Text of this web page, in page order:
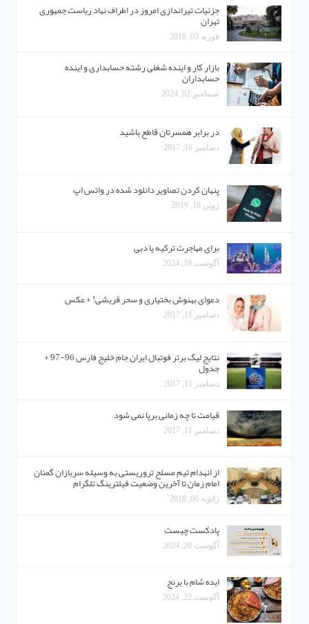
جزئیات تیراندازی امروز در اطراف نهاد ریاست جمهوری
تهران
فوریه 05, 2018
بازار کار و اینده شغلی رشته حسابداری و اینده
حسابداران
سپتامبر 02, 2024
در برابر همسرتان قاطع باشید
دسامبر 16, 2017
پنهان کردن تصاویر دانلود شده در واتس اپ
ژوئن 18, 2019
برای مهاجرت ترکیه یا دبی
آگوست 19, 2024
دعوای بهنوش بختیاری و سحر قریشی! + عکس
دسامبر 11, 2017
نتایج لیگ برتر فوتبال ایران جام خلیج فارس 96-97 +
جدول
دسامبر 11, 2017
قیامت تا چه زمانی برپا نمی شود
دسامبر 11, 2017
از انهدام تیم مسلح تروریستی به وسیله سربازان گمنان
امام زمان تا آخرین وضعیت فیلترینگ تلگرام
ژانویه 06, 2018
پادکست چیست
آگوست 20, 2024
ایده شام با برنج
آگوست 22, 2024